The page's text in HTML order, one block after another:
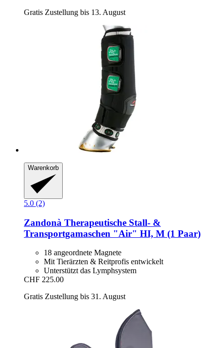
Gratis Zustellung bis 13. August
Warenkorb
5.0 (2)
Zandonà Therapeutische Stall-​ &
Transportgamaschen "Air" HI, M (1 Paar)
18 angeordnete Magnete
Mit Tierärzten & Reitprofis entwickelt
Unterstützt das Lymphsystem
CHF 225.00
Gratis Zustellung bis 31. August